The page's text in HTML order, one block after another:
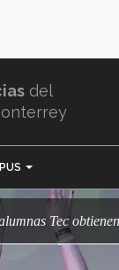
del
alumnas Tec